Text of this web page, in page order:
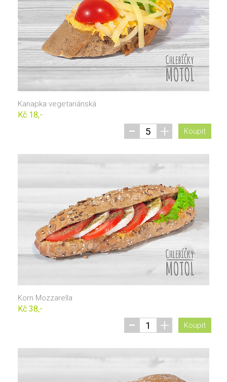
Kanapka vegetariánská
Kč 18,-
- + Koupit
Korn Mozzarella
Kč 38,-
- + Koupit